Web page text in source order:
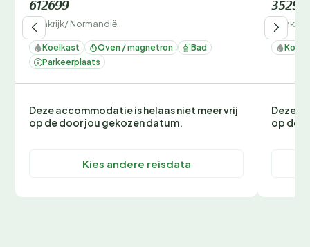
612699
Frankrijk/Normandië
Koelkast Oven / magnetron
Bad
Parkeerplaats
Deze accommodatie is helaas niet meer vrij
op de door jou gekozen datum.
Kies andere reisdata
Frankrijk
Deze
op de